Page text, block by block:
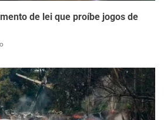
de lei que proíbe jogos de